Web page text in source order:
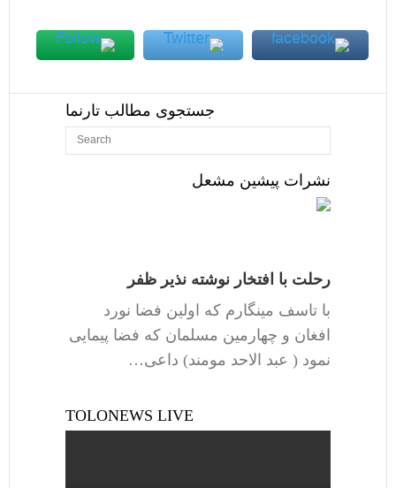
جستجوی مطالب تارنما
نشرات پیشین مشعل
رحلت با افتخار نوشته نذیر ظفر
با تاسف مینگارم که اولین فضا نورد
افغان و چهارمین مسلمان که فضا پیمایی
نمود ( عبد الاحد مومند) داعی…
TOLONEWS LIVE